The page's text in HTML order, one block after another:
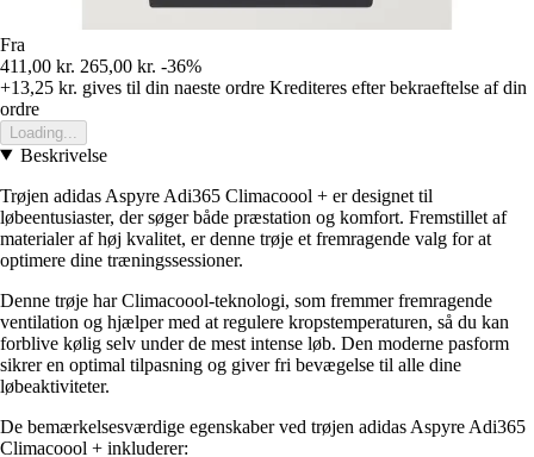
Fra
411,00 kr. 265,00 kr. -36%
+13,25 kr. gives til din naeste ordre Krediteres efter bekraeftelse af din
ordre
Loading...
Beskrivelse
Trøjen adidas Aspyre Adi365 Climacoool + er designet til
løbeentusiaster, der søger både præstation og komfort. Fremstillet af
materialer af høj kvalitet, er denne trøje et fremragende valg for at
optimere dine træningssessioner.
Denne trøje har Climacoool-teknologi, som fremmer fremragende
ventilation og hjælper med at regulere kropstemperaturen, så du kan
forblive kølig selv under de mest intense løb. Den moderne pasform
sikrer en optimal tilpasning og giver fri bevægelse til alle dine
løbeaktiviteter.
De bemærkelsesværdige egenskaber ved trøjen adidas Aspyre Adi365
Climacoool + inkluderer: